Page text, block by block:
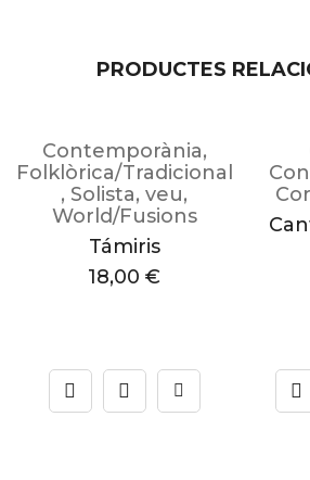
PRODUCTES
Contemporània,
Folklòrica/Tradicional
, Solista, veu,
World/Fusions
Támiris
18,00 €